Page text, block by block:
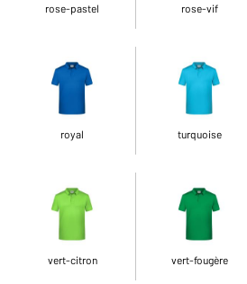
rose-pastel rose-vif
royal turquoise
vert-citron vert-fougère